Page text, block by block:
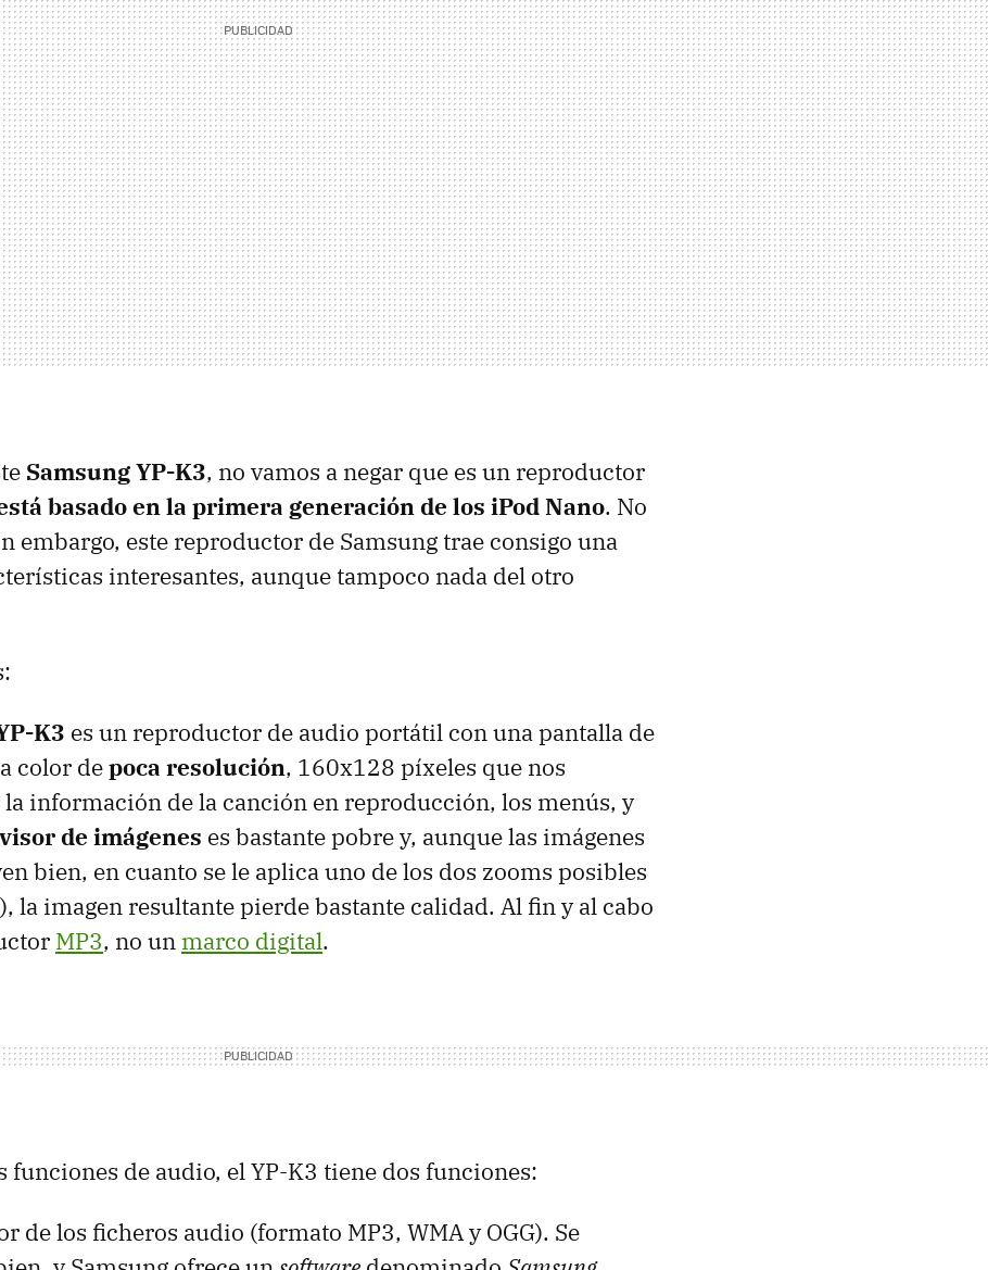
Samsung YP-K3, no vamos a negar que es un reproductor
basado en la primera generación de los iPod Nano. No
embargo, este reproductor de Samsung trae consigo una
interesantes, aunque tampoco nada del otro
K3 es un reproductor de audio portátil con una pantalla de
color depoca resolución, 160x128 píxeles que nos
información de la canción en reproducción, los menús, y
visor de imágenes es bastante pobre y, aunque las imágenes
bien, en cuanto se le aplica uno de los dos zooms posibles
la imagen resultante pierde bastante calidad. Al fin y al cabo
MP3, no un marco digital.
funciones de audio, el YP-K3 tiene dos funciones:
de los ficheros audio (formato MP3, WMA y OGG). Se